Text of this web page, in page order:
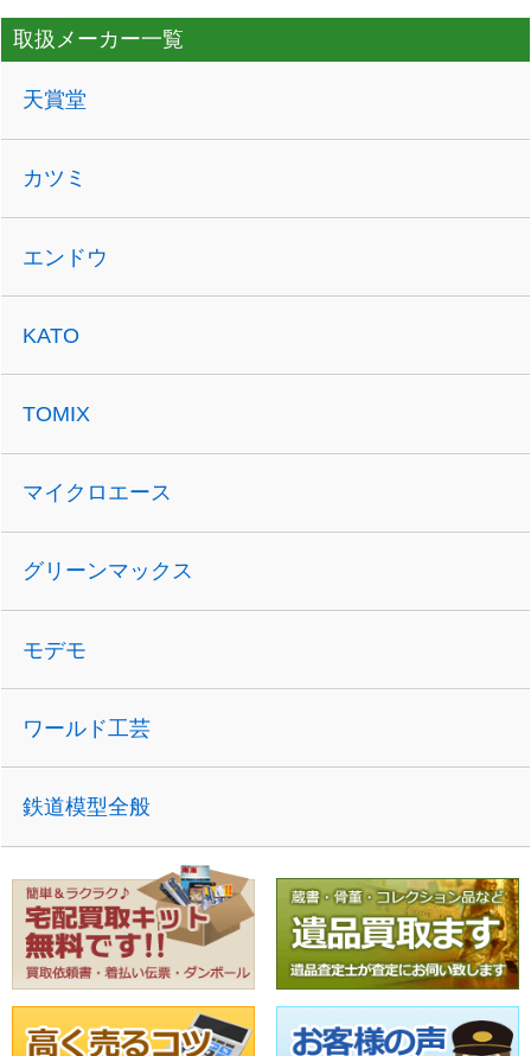
取扱メーカー一覧
天賞堂
カツミ
エンドウ
KATO
TOMIX
マイクロエース
グリーンマックス
モデモ
ワールド工芸
鉄道模型全般